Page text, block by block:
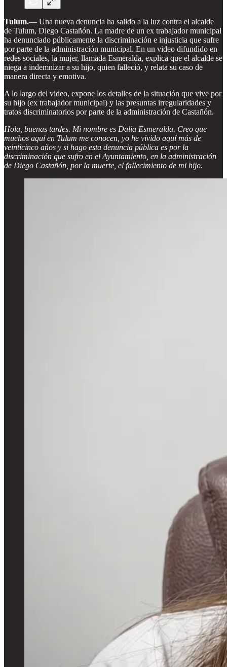
Tulum.— Una nueva denuncia ha salido a la luz contra el alcalde
de Tulum, Diego Castañón. La madre de un ex trabajador municipal
ha denunciado públicamente la discriminación e injusticia que sufre
por parte de la administración municipal. En un video difundido en
redes sociales, la mujer, llamada Esmeralda, explica que el alcalde se
niega a indemnizar a su hijo, quien falleció, y relata su caso de
manera directa y emotiva.
A lo largo del video, expone los detalles de la situación que vive por
su hijo (ex trabajador municipal) y las presuntas irregularidades y
tratos discriminatorios por parte de la administración de Castañón.
Hola, buenas tardes. Mi nombre es Dalia Esmeralda. Creo que
muchos aquí en Tulum me conocen, yo he vivido aquí más de
veinticinco años y si hago esta denuncia pública es por la
discriminación que sufro en el Ayuntamiento, en la administración
de Diego Castañón, por la muerte, el fallecimiento de mi hijo.